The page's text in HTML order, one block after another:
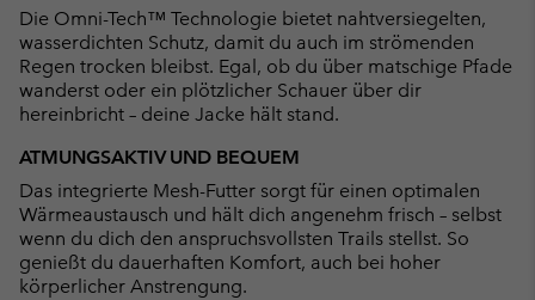
Die Omni-Tech™ Technologie bietet nahtversiegelten,
wasserdichten Schutz, damit du auch im strömenden
Regen trocken bleibst. Egal, ob du über matschige Pfade
wanderst oder ein plötzlicher Schauer über dir
hereinbricht – deine Jacke hält stand.
ATMUNGSAKTIV UND BEQUEM
Das integrierte Mesh-Futter sorgt für einen optimalen
Wärmeaustausch und hält dich angenehm frisch – selbst
wenn du dich den anspruchsvollsten Trails stellst. So
genießt du dauerhaften Komfort, auch bei hoher
körperlicher Anstrengung.